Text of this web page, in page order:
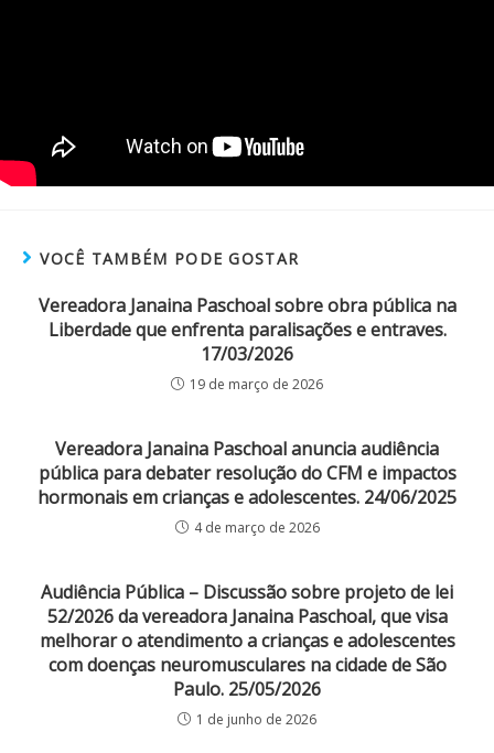
VOCÊ TAMBÉM PODE GOSTAR
Vereadora Janaina Paschoal sobre obra pública na
Liberdade que enfrenta paralisações e entraves.
17/03/2026
19 de março de 2026
Vereadora Janaina Paschoal anuncia audiência
pública para debater resolução do CFM e impactos
hormonais em crianças e adolescentes. 24/06/2025
4 de março de 2026
Audiência Pública – Discussão sobre projeto de lei
52/2026 da vereadora Janaina Paschoal, que visa
melhorar o atendimento a crianças e adolescentes
com doenças neuromusculares na cidade de São
Paulo. 25/05/2026
1 de junho de 2026